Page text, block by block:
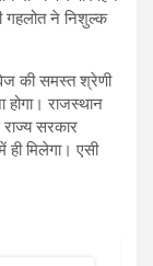
गहलोत ने निशुल्क
की समस्त श्रेणी
राजस्थान
सरकार
मिलेगा।‌ एसी